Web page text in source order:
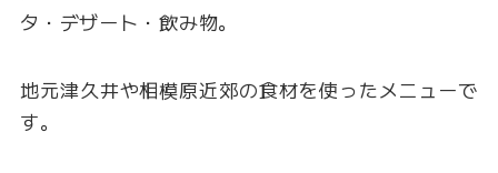
タ・デザート・飲み物。
地元津久井や相模原近郊の食材を使ったメニューで
す。